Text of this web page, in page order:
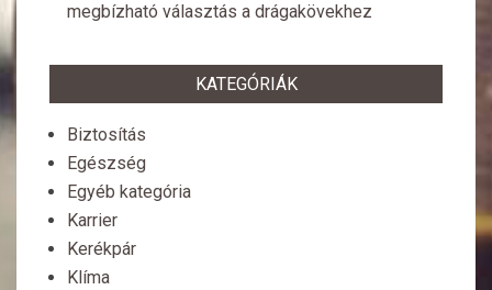
megbízható választás a drágakövekhez
KATEGÓRIÁK
Biztosítás
Egészség
Egyéb kategória
Karrier
Kerékpár
Klíma